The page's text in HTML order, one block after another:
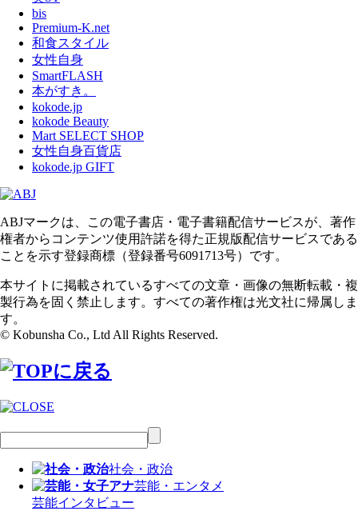
bis
Premium-K.net
和食スタイル
女性自身
SmartFLASH
本がすき。
kokode.jp
kokode Beauty
Mart SELECT SHOP
女性自身百貨店
kokode.jp GIFT
ABJマークは、この電子書店・電子書籍配信サービスが、著作
権者からコンテンツ使用許諾を得た正規版配信サービスである
ことを示す登録商標（登録番号6091713号）です。
本サイトに掲載されているすべての文章・画像の無断転載・複
製行為を固く禁止します。すべての著作権は光文社に帰属しま
す。
© Kobunsha Co., Ltd All Rights Reserved.
社会・政治
芸能・エンタメ
芸能インタビュー